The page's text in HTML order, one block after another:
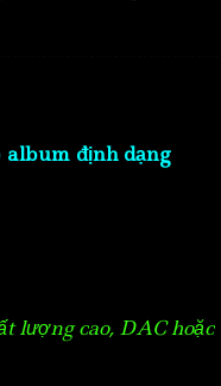
định dạng
lượng cao, DAC hoặc